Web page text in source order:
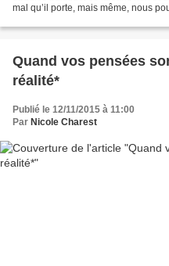
mal qu’il porte, mais même, nous
Quand vos pensées
réalité*
Publié le 12/11/2015 à 11:00
Par Nicole Charest